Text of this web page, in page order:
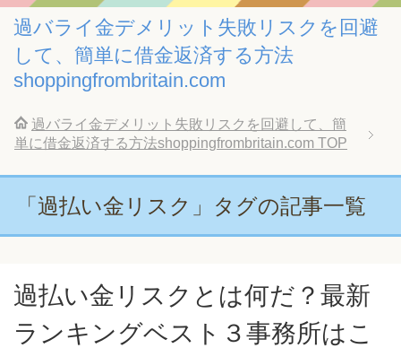
過バライ金デメリット失敗リスクを回避
して、簡単に借金返済する方法
shoppingfrombritain.com
過バライ金デメリット失敗リスクを回避して、簡
単に借金返済する方法shoppingfrombritain.com TOP
「過払い金リスク」タグの記事一覧
過払い金リスクとは何だ？最新
ランキングベスト３事務所はこ